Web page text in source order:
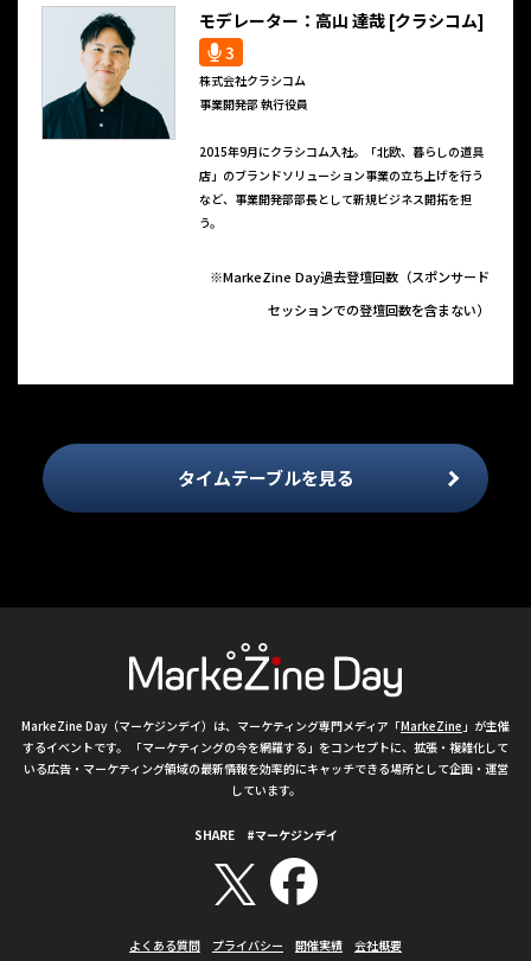
モデレーター：高山 達哉 [クラシコム]
3
株式会社クラシコム
事業開発部 執行役員
2015年9月にクラシコム入社。「北欧、暮らしの道具
店」のブランドソリューション事業の立ち上げを行う
など、事業開発部部長として新規ビジネス開拓を担
う。
※MarkeZine Day過去登壇回数（スポンサード
セッションでの登壇回数を含まない）
タイムテーブルを見る
MarkeZine Day（マーケジンデイ）は、マーケティング専門メディア「MarkeZine 」が主催
するイベントです。 「マーケティングの今を網羅する」をコンセプトに、拡張・複雑化して
いる広告・マーケティング領域の最新情報を効率的にキャッチできる場所として企画・運営
しています。
SHARE #マーケジンデイ
よくある質問 プライバシー 開催実績 会社概要